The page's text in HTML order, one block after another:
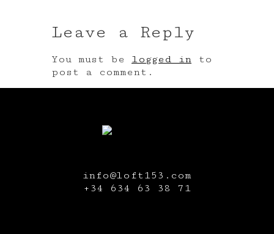
Leave a Reply
You must be logged in to
post a comment.
info@loft153.com
+34 634 63 38 71